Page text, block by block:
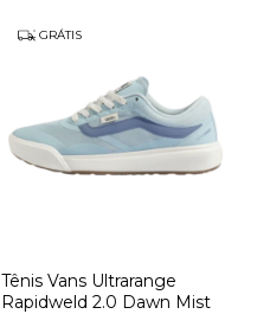
GRÁTIS
Tênis Vans Ultrarange
Rapidweld 2.0 Dawn Mist